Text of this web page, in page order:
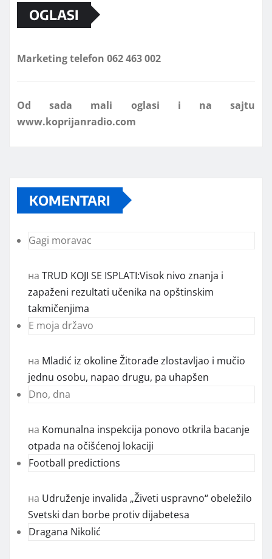
OGLASI
Marketing telefon 062 463 002
KOMENTARI
Gagi moravac
на TRUD KOJI SE ISPLATI:Visok nivo znanja i
zapaženi rezultati učenika na opštinskim
takmičenjima
E moja državo
на Mladić iz okoline Žitorađe zlostavljao i mučio
jednu osobu, napao drugu, pa uhapšen
Dno, dna
на Komunalna inspekcija ponovo otkrila bacanje
otpada na očišćenoj lokaciji
Football predictions
на Udruženje invalida „Živeti uspravno“ obeležilo
Svetski dan borbe protiv dijabetesa
Dragana Nikolić